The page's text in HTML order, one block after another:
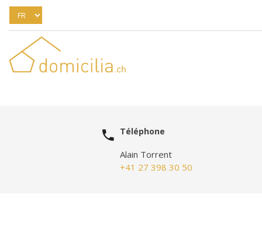
Téléphone
Alain Torrent
+41 27 398 30 50